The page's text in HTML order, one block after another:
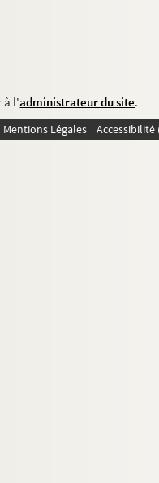
à l'administrateur du site.
Mentions Légales